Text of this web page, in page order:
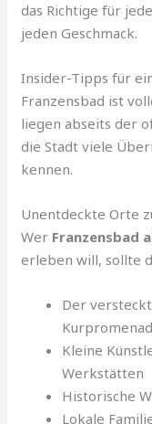
das Richtige für
jeden Geschmack.
Insider-Tipps für
Franzensbad ist
liegen abseits der
die Stadt viele
kennen.
Unentdeckte Orte
Wer Franzensbad
erleben will, sollte
Der
Kleine
Werkstätten
Historische
Lokale